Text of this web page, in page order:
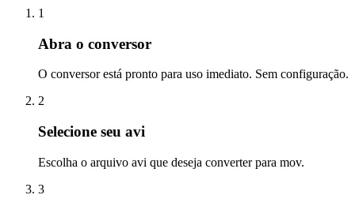
1
Abra o conversor
O conversor está pronto para uso imediato. Sem configuração.
2
Selecione seu avi
Escolha o arquivo avi que deseja converter para mov.
3